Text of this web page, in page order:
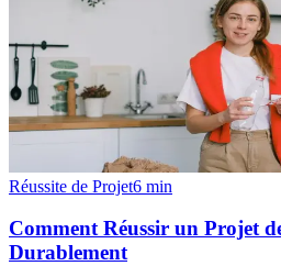
Réussite de Projet6 min
Comment Réussir un Projet
Durablement